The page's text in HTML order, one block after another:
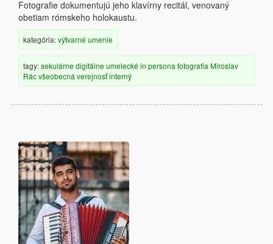
Fotografie dokumentujú jeho klavírny recitál, venovaný
obetiam rómskeho holokaustu.
kategória:výtvarné umenie
tagy:sekulárne digitálne umelecké in persona fotografia Miroslav
Rácvšeobecná verejnosťinterný